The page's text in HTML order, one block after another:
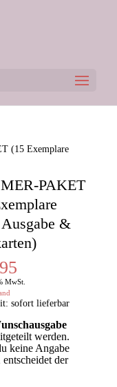
(15 Exemplare
PAKET
&
MwSt.
sofort lieferbar
werden.
keine Angabe
entscheidet der